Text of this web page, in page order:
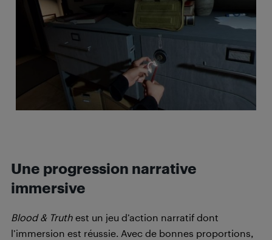
Une progression narrative
immersive
Blood & Truth est un jeu d’action narratif dont
l’immersion est réussie. Avec de bonnes proportions,